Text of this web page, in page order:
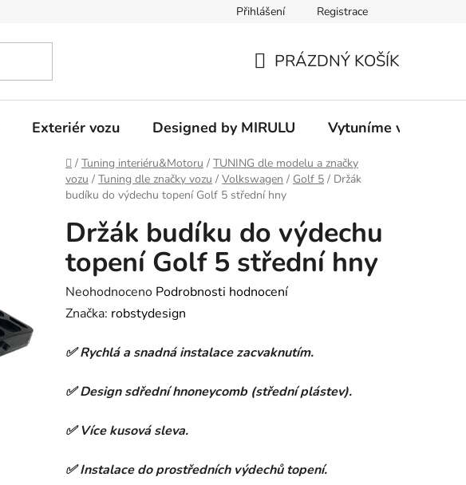
Přihlášení Registrace
KOŠÍK
PRÁZDNÝ KOŠÍK
Exteriér vozu Designed by MIRULU Vytuníme vám
Domů
/ Tuning interiéru&Motoru / TUNING dle modelu a značky
vozu / Tuning dle značky vozu / Volkswagen / Golf 5 / Držák
budíku do výdechu topení Golf 5 střední hny
Držák budíku do výdechu
topení Golf 5 střední hny
Průměrné
hodnocení
je
z
Neohodnoceno Podrobnosti hodnocení
Značka: robstydesign
✅ Rychlá a snadná instalace zacvaknutím.
✅ Design sdřední hnoneycomb (střední plástev).
✅ Více kusová sleva.
✅ Instalace do prostředních výdechů topení.